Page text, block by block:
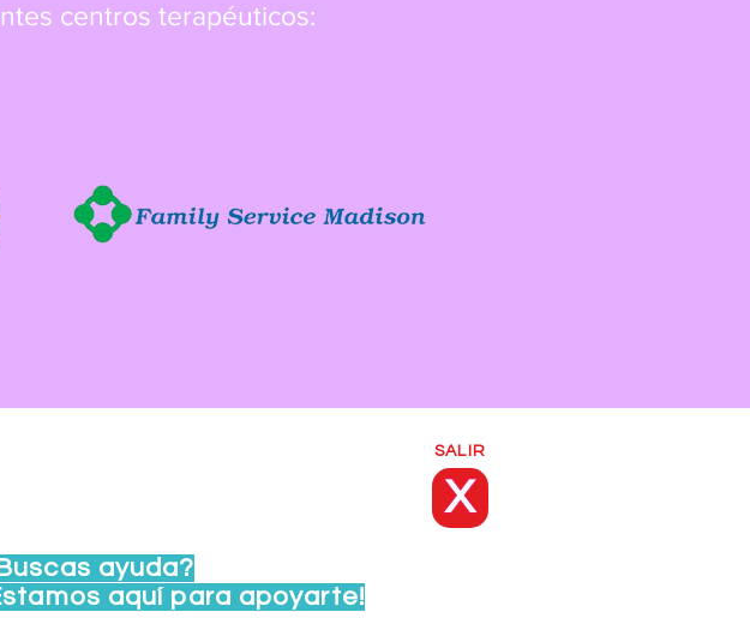
centros terapéuticos:
SALIR
X
ayuda?
aquí para apoyarte!